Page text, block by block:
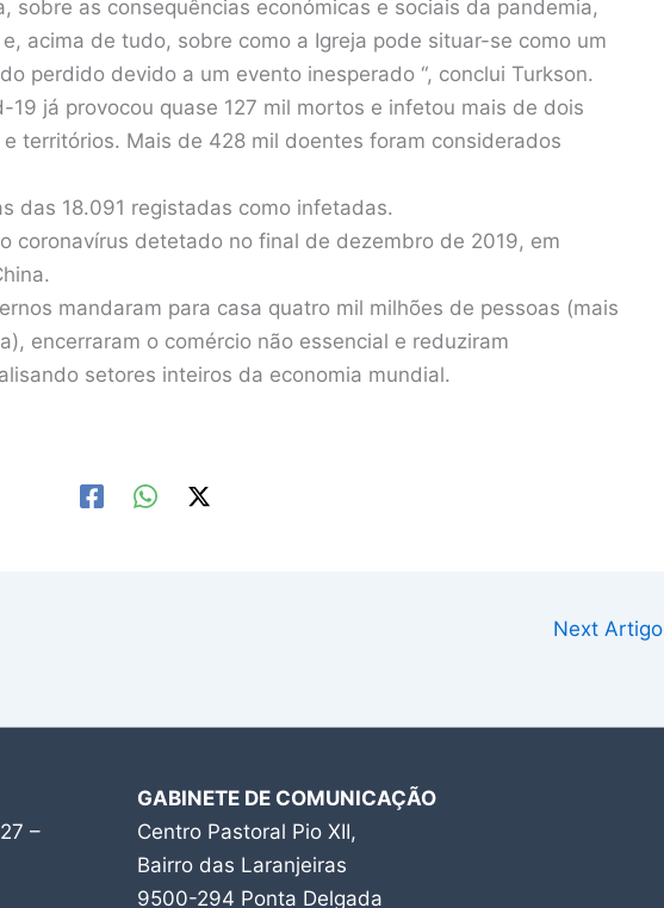
sobre as consequências económicas e sociais da pandemia,
acima de tudo, sobre como a Igreja pode situar-se como um
perdido devido a um evento inesperado “, conclui Turkson.
já provocou quase 127 mil mortos e infetou mais de dois
territórios. Mais de 428 mil doentes foram considerados
das 18.091 registadas como infetadas.
coronavírus detetado no final de dezembro de 2019, em
mandaram para casa quatro mil milhões de pessoas (mais
encerraram o comércio não essencial e reduziram
setores inteiros da economia mundial.
Next Artigo
–
GABINETE DE COMUNICAÇÃO
Centro Pastoral Pio XII,
Bairro das Laranjeiras
9500-294 Ponta Delgada